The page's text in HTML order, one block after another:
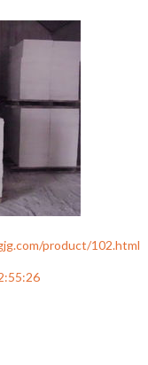
product/102.html